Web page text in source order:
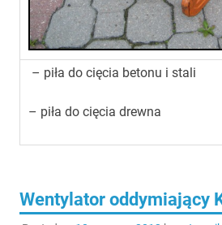
– piła do cięcia betonu i stali
– piła do cięcia drewna
Wentylator oddymiający